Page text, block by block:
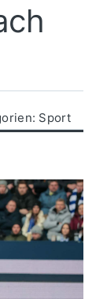
Sport